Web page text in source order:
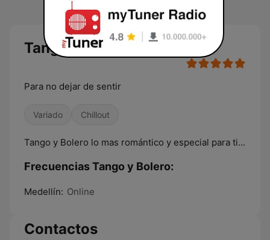
Tango y Bolero en vivo
Para no dejar de sentir
Variado Chillout
Tango y Bolero lo mas romántico y especial para ti...
Frecuencias Tango y Bolero:
Medellín: Online
Contactos